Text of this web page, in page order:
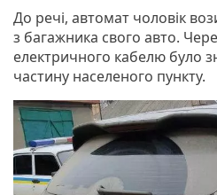
До речі, автомат чоловік
з багажника свого авто.
електричного кабелю було
частину населеного пункту.